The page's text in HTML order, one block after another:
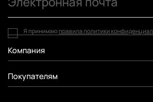
Компания
Покупателям
Я принимаю правила политики